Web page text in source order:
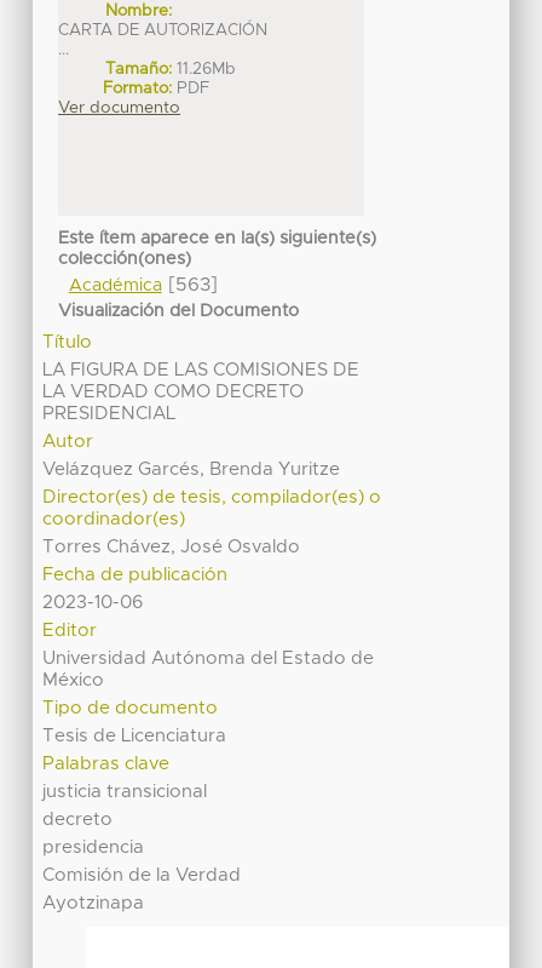
Nombre:
CARTA DE AUTORIZACIÓN
...
Tamaño: 11.26Mb
Formato: PDF
Ver documento
Este ítem aparece en la(s) siguiente(s)
colección(ones)
Académica[563]
Visualización del Documento
Título
LA FIGURA DE LAS COMISIONES DE
LA VERDAD COMO DECRETO
PRESIDENCIAL
Autor
Velázquez Garcés, Brenda Yuritze
Director(es) de tesis, compilador(es) o
coordinador(es)
Torres Chávez, José Osvaldo
Fecha de publicación
2023-10-06
Editor
Universidad Autónoma del Estado de
México
Tipo de documento
Tesis de Licenciatura
Palabras clave
justicia transicional
decreto
presidencia
Comisión de la Verdad
Ayotzinapa